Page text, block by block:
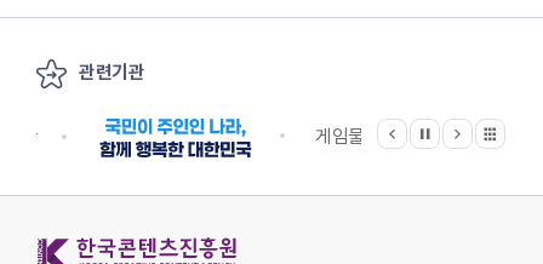
관련기관
게임물관리위원회
이전
정지
다음 관련기관 전체보기